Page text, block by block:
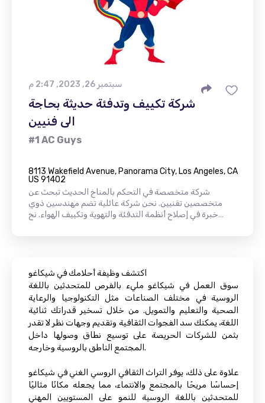
سبتمبر 26, 2023, 2:47 م
شركة تكييف وتدفئة حديثة بحاجة
الى فنيين
#1 AC Guys
8113 Wakefield Avenue, Panorama City, Los Angeles, CA
US 91402
شركة متخصصة في التحكم بالمناخ الحديث تبحث عن
متخصصين تقنيين. نحن شركة عائلية تضم مهندسين ذوي
خبرة في إصلاح أنظمة التدفئة والتهوية وتكييف الهواء. نح…
اكتشف وظيفة أحلامك في شيكاغو
سوق العمل في شيكاغو مليء بالفرص للمتحدثين باللغة
الروسية في مختلف الصناعات مثل التكنولوجيا والرعاية
الصحية والتعليم والتمويل. من خلال تسخير قدراتك ثنائية
اللغة، يمكنك سد الفجوات الثقافية وتقديم وجهات نظر لا تقدر
بثمن للشركات الحريصة على توسيع نطاق وصولها داخل
المجتمع الناطق بالروسية وخارجه.
علاوة على ذلك، يوفر التراث الثقافي الروسي الغني في شيكاغو
إحساسًا مريحًا بالمجتمع والانتماء، مما يجعله مكانًا مثاليًا
للمتحدثين باللغة الروسية للنمو على المستويين المهني